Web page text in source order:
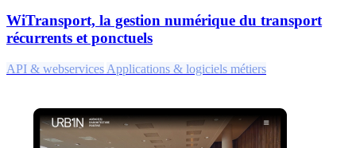
WiTransport, la gestion numérique du transport
récurrents et ponctuels
API & webservices Applications & logiciels métiers